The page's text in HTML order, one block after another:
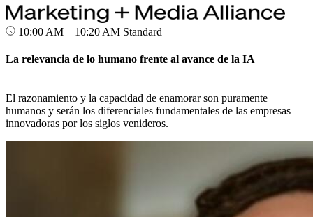
10:00 AM – 10:20 AM Standard
La relevancia de lo humano frente al avance de la IA
El razonamiento y la capacidad de enamorar son puramente
humanos y serán los diferenciales fundamentales de las empresas
innovadoras por los siglos venideros.